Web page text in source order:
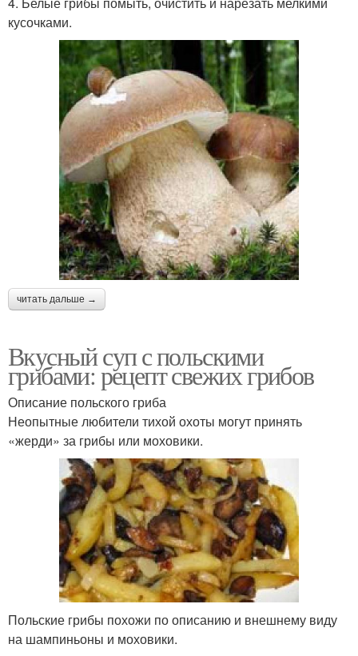
кусочками.
читать дальше →
Вкусный суп с польскими
грибами: рецепт свежих грибов
Описание польского гриба
Неопытные любители тихой охоты могут принять
«жерди» за грибы или моховики.
Польские грибы похожи по описанию и внешнему виду
на шампиньоны и моховики.